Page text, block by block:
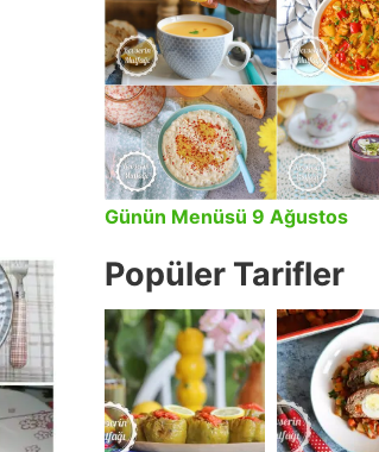
Günün Menüsü 9 Ağustos
Popüler Tarifler